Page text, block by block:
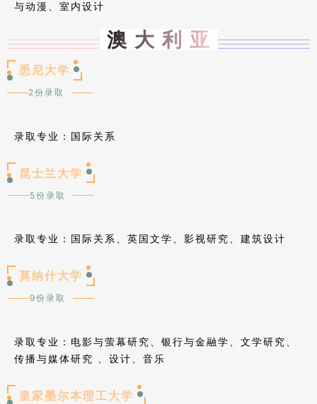
与动漫、室内设计
澳 大 利 亚
悉尼大学
2份录取
录取专业：国际关系
昆士兰大学
5份录取
录取专业：国际关系、英国文学、影视研究、建筑设计
莫纳什大学
9份录取
录取专业：电影与萤幕研究、银行与金融学、文学研究、
传播与媒体研究 、设计、音乐
皇家墨尔本理工大学